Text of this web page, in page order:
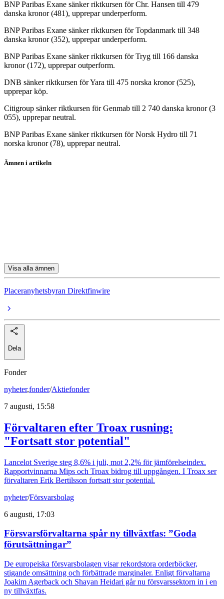
BNP Paribas Exane sänker riktkursen för Chr. Hansen till 479
danska kronor (481), upprepar underperform.
BNP Paribas Exane sänker riktkursen för Topdanmark till 348
danska kronor (352), upprepar underperform.
BNP Paribas Exane sänker riktkursen för Tryg till 166 danska
kronor (172), upprepar outperform.
DNB sänker riktkursen för Yara till 475 norska kronor (525),
upprepar köp.
Citigroup sänker riktkursen för Genmab till 2 740 danska kronor (3
055), upprepar neutral.
BNP Paribas Exane sänker riktkursen för Norsk Hydro till 71
norska kronor (78), upprepar neutral.
Ämnen i artikeln
Visa alla ämnen
Placeranyhetsbyran Direktfinwire
Dela
Fonder
nyheter,fonder/Aktiefonder
7 augusti, 15:58
Förvaltaren efter Troax rusning:
"Fortsatt stor potential"
Lancelot Sverige steg 8,6% i juli, mot 2,2% för jämförelseindex.
Rapportvinnarna Mips och Troax bidrog till uppgången. I Troax ser
förvaltaren Erik Bertilsson fortsatt stor potential.
nyheter/Försvarsbolag
6 augusti, 17:03
Försvarsförvaltarna spår ny tillväxtfas: ”Goda
förutsättningar”
De europeiska försvarsbolagen visar rekordstora orderböcker,
stigande omsättning och förbättrade marginaler. Enligt förvaltarna
Joakim Agerback och Shayan Heidari går nu försvarssektorn in i en
ny tillväxtfas.